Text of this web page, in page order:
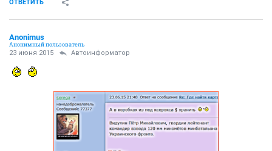
ОТВЕТИТЬ
Anоnimus
Анонимный пользователь
23 июня 2015 Автоинформатор